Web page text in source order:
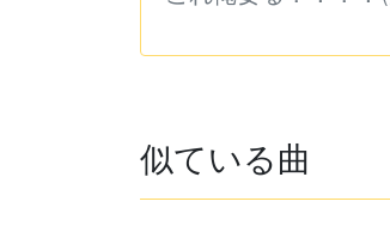
似ている曲